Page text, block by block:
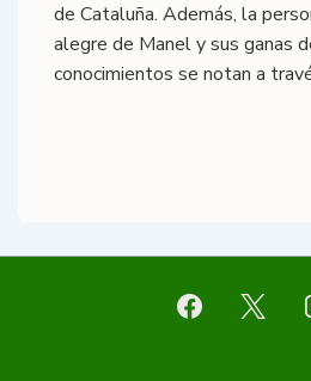
de Cataluña. Además, la
alegre de Manel y sus ganas
conocimientos se notan a